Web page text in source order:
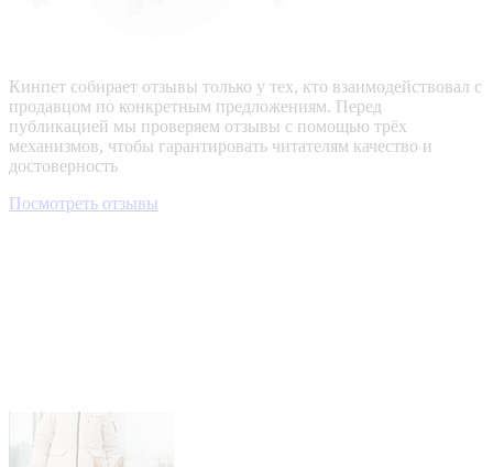
Кинпет собирает отзывы только у тех, кто взаимодействовал с
продавцом по конкретным предложениям. Перед
публикацией мы проверяем отзывы с помощью трёх
механизмов, чтобы гарантировать читателям качество и
достоверность
Посмотреть отзывы